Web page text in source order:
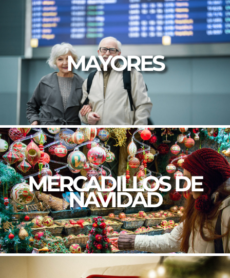
MAYORES
MERCADILLOS DE
NAVIDAD